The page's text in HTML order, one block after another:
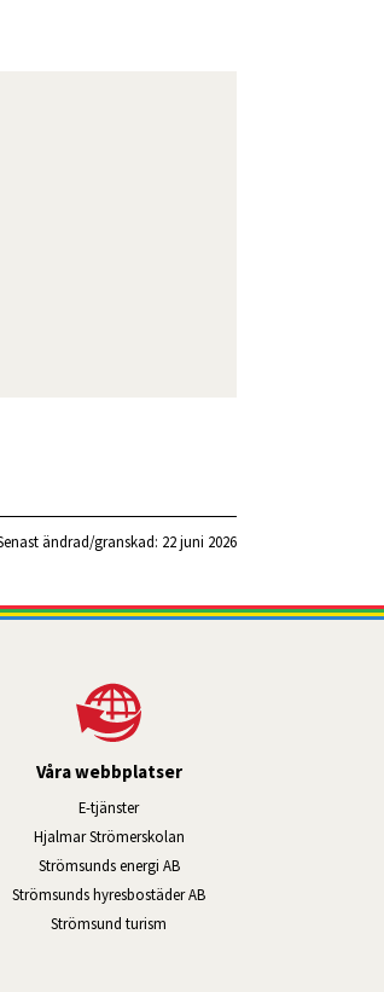
ändrad/granskad: 22 juni 2026
Våra webbplatser
E-tjänsterLänk till annan webbplats, öppnas i
Hjalmar StrömerskolanLänk till annan webbplats,
Strömsunds energi ABLänk till annan webbplats,
Strömsunds hyresbostäder ABLänk till annan webbplats,
Strömsund turism